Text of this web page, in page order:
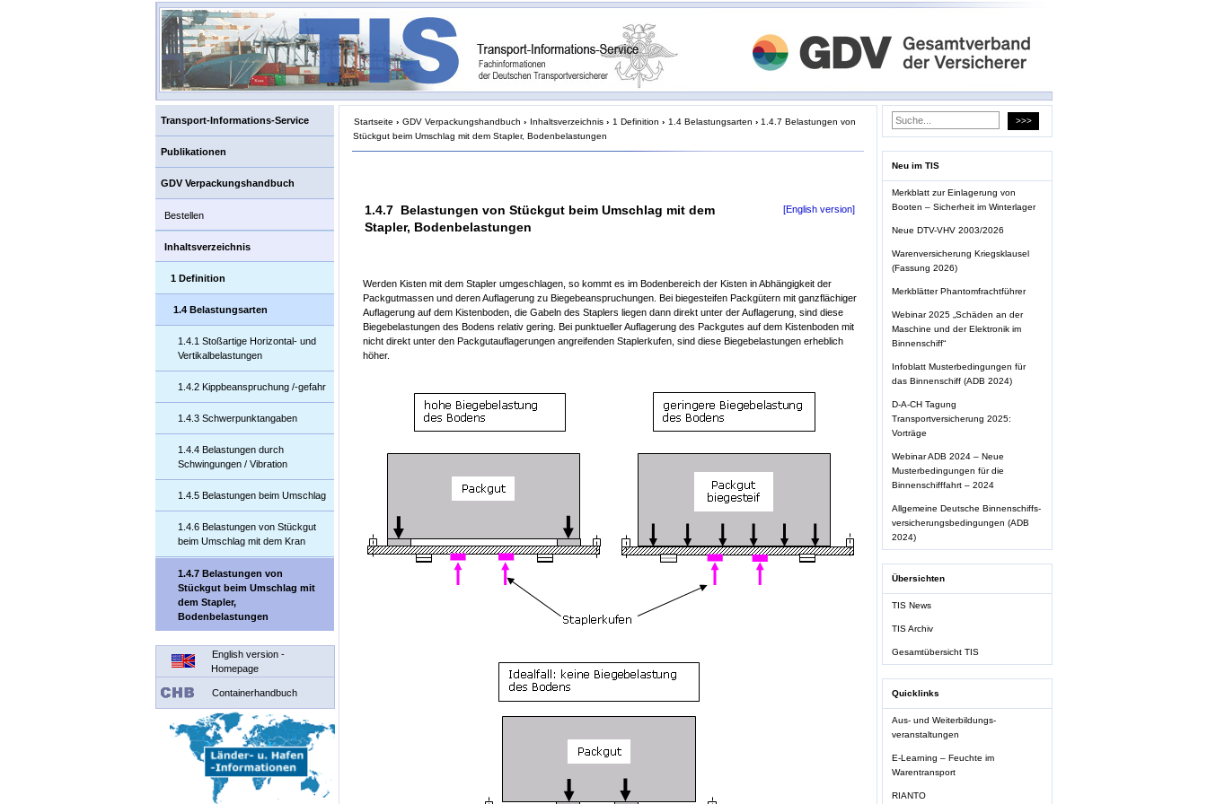
Transport-Informations-Service
Publikationen
GDV Verpackungshandbuch
Bestellen
Inhaltsverzeichnis
1 Definition
1.4 Belastungsarten
1.4.1 Stoßartige Horizontal- und
Vertikalbelastungen
1.4.2 Kippbeanspruchung /-gefahr
1.4.3 Schwerpunktangaben
1.4.4 Belastungen durch
Schwingungen / Vibration
1.4.5 Belastungen beim Umschlag
1.4.6 Belastungen von Stückgut
beim Umschlag mit dem Kran
1.4.7 Belastungen von
Stückgut beim Umschlag mit
dem Stapler,
Bodenbelastungen
English version -
Homepage
Containerhandbuch
Startseite › GDV Verpackungshandbuch › Inhaltsverzeichnis › 1 Definition › 1.4 Belastungsarten › 1.4.7 Belastungen von
Stückgut beim Umschlag mit dem Stapler, Bodenbelastungen
1.4.7 Belastungen von Stückgut beim Umschlag mit dem
Stapler, Bodenbelastungen
[English version]
Werden Kisten mit dem Stapler umgeschlagen, so kommt es im Bodenbereich der Kisten in Abhängigkeit der
Packgutmassen und deren Auflagerung zu Biegebeanspruchungen. Bei biegesteifen Packgütern mit ganzflächiger
Auflagerung auf dem Kistenboden, die Gabeln des Staplers liegen dann direkt unter der Auflagerung, sind diese
Biegebelastungen des Bodens relativ gering. Bei punktueller Auflagerung des Packgutes auf dem Kistenboden mit
nicht direkt unter den Packgutauflagerungen angreifenden Staplerkufen, sind diese Biegebelastungen erheblich
höher.
Neu im TIS
Merkblatt zur Einlagerung von
Booten – Sicherheit im Winterlager
Neue DTV-VHV 2003/2026
Warenversicherung Kriegsklausel
(Fassung 2026)
Merkblätter Phantomfrachtführer
Webinar 2025 „Schäden an der
Maschine und der Elektronik im
Binnenschiff“
Infoblatt Musterbedingungen für
das Binnenschiff (ADB 2024)
D-A-CH Tagung
Transportversicherung 2025:
Vorträge
Webinar ADB 2024 – Neue
Musterbedingungen für die
Binnenschifffahrt – 2024
Allgemeine Deutsche Binnenschiffs-
versicherungsbedingungen (ADB
2024)
Übersichten
TIS News
TIS Archiv
Gesamtübersicht TIS
Quicklinks
Aus- und Weiterbildungs-
veranstaltungen
E-Learning – Feuchte im
Warentransport
RIANTO